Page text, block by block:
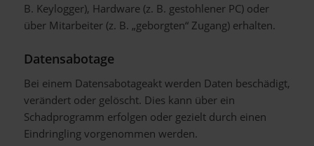
B. Keylogger), Hardware (z. B. gestohlener PC) oder
über Mitarbeiter (z. B. „geborgten“ Zugang) erhalten.
Datensabotage
Bei einem Datensabotageakt werden Daten beschädigt,
verändert oder gelöscht. Dies kann über ein
Schadprogramm erfolgen oder gezielt durch einen
Eindringling vorgenommen werden.